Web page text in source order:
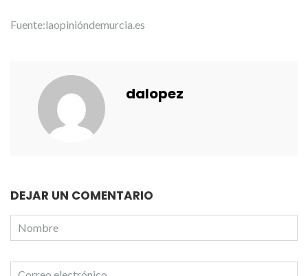
Fuente:laopinióndemurcia.es
dalopez
DEJAR UN COMENTARIO